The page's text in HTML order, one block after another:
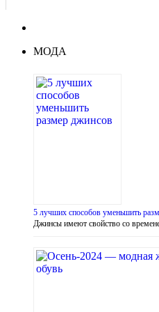
МОДА
5 лучших способов уменьшить
Джинсы имеют свойство со